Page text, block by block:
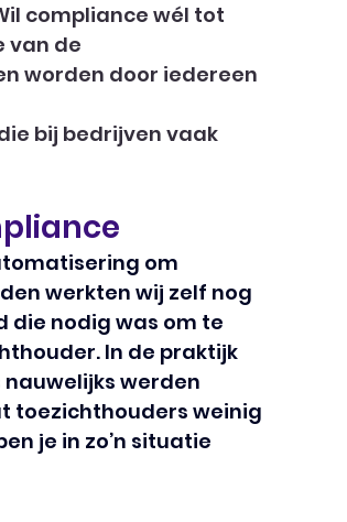
compliance wél tot
van de
worden door iedereen
bij bedrijven vaak
om
werkten wij zelf nog
die nodig was om te
In de praktijk
werden
toezichthouders weinig
je in zo’n situatie